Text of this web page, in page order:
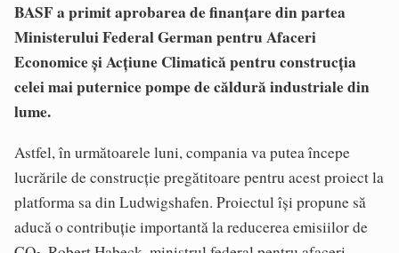
BASF a primit aprobarea de finanțare din partea
Ministerului Federal German pentru Afaceri
Economice și Acțiune Climatică pentru construcția
celei mai puternice pompe de căldură industriale din
lume.
Astfel, în următoarele luni, compania va putea începe
lucrările de construcție pregătitoare pentru acest proiect la
platforma sa din Ludwigshafen. Proiectul își propune să
aducă o contribuție importantă la reducerea emisiilor de